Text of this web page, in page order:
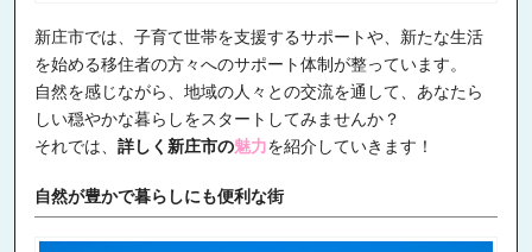
新庄市では、子育て世帯を支援するサポートや、新たな生活
を始める移住者の方々へのサポート体制が整っています。
自然を感じながら、地域の人々との交流を通して、あなたら
しい穏やかな暮らしをスタートしてみませんか？
それでは、 詳しく新庄市の魅力を紹介していきます！
自然が豊かで暮らしにも便利な街